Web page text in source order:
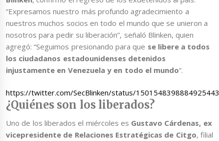
“Expresamos nuestro más profundo agradecimiento a
nuestros muchos socios en todo el mundo que se unieron a
nosotros para pedir su liberación”, señaló Blinken, quien
agregó: “Seguimos presionando para que se libere a todos
los ciudadanos estadounidenses detenidos
injustamente en Venezuela y en todo el mundo“.
https://twitter.com/SecBlinken/status/1501548398884925443
¿Quiénes son los liberados?
Uno de los liberados el miércoles es Gustavo Cárdenas, ex
vicepresidente de Relaciones Estratégicas de Citgo, filial